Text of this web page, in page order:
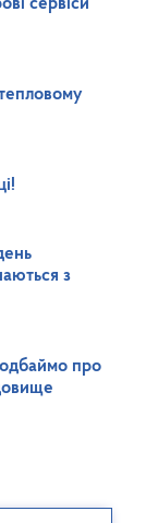
сервіси
з
про